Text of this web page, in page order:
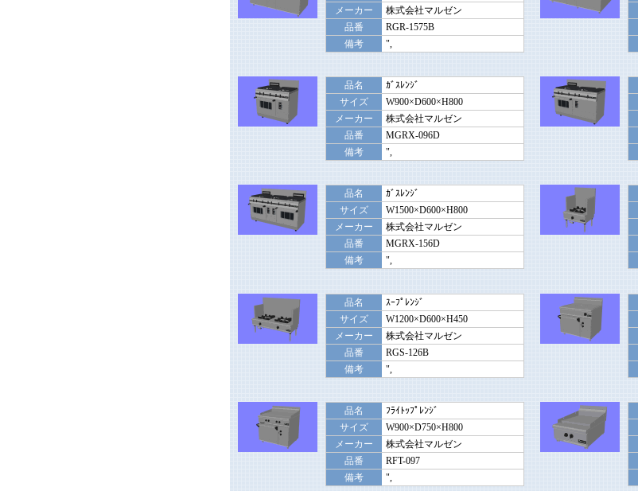
メーカー
株式会社マルゼン
品番
RGR-1575B
備考
",
品名
ｶﾞｽﾚﾝｼﾞ
サイズ
W900×D600×H800
メーカー
株式会社マルゼン
品番
MGRX-096D
備考
",
品名
ｶﾞｽﾚﾝｼﾞ
サイズ
W1500×D600×H800
メーカー
株式会社マルゼン
品番
MGRX-156D
備考
",
品名
ｽｰﾌﾟﾚﾝｼﾞ
サイズ
W1200×D600×H450
メーカー
株式会社マルゼン
品番
RGS-126B
備考
",
品名
ﾌﾗｲﾄｯﾌﾟﾚﾝｼﾞ
サイズ
W900×D750×H800
メーカー
株式会社マルゼン
品番
RFT-097
備考
",